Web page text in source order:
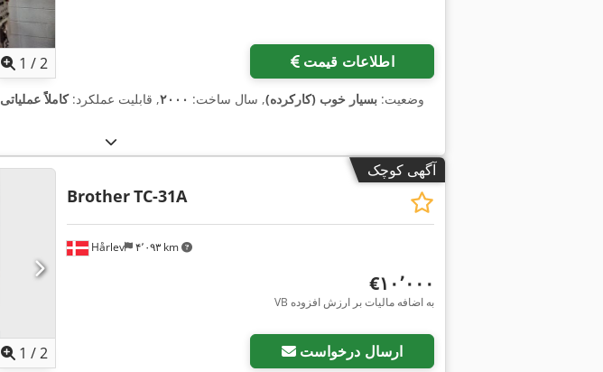
1 /2 اطلاعات قیمت
وضعیت: بسیار خوب (کارکرده), سال ساخت: ۲۰۰۰, قابلیت عملکرد:کاملاً عملیاتی
آگهی کوچک
درخواست تصاویر بیشتر
1 /2
Hårlev ۴٬۰۹۳ km
BrotherTC-31A
‎€۱۰٬۰۰۰
VB به اضافه مالیات بر ارزش افزوده
ارسال درخواست